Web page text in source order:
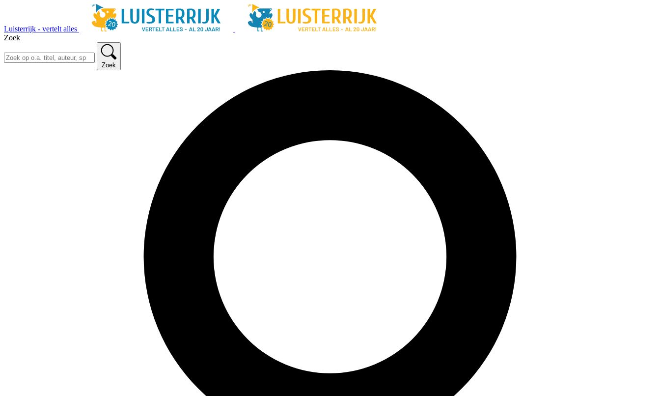
Luisterrijk - vertelt alles
Zoek
Zoek